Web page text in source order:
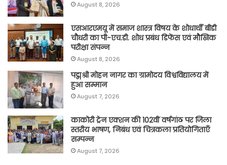
August 8, 2026
एसआरएमयू में समाज शास्त्र विषय के शोधार्थी बीडी
चौधरी का पी-एच.डी. शोध प्रबंध डिफेंस एवं मौखिक
परीक्षा संपन्न
August 8, 2026
पद्मश्री मोहन नागर का ग्रामोदय विश्वविद्यालय में
हुआ सम्मान
August 7, 2026
काकोरी ट्रेन एक्शन की 102वीं वर्षगांठ पर जिला
स्तरीय भाषण, निबंध एवं चित्रकला प्रतियोगिताएँ
सम्पन्न
August 7, 2026